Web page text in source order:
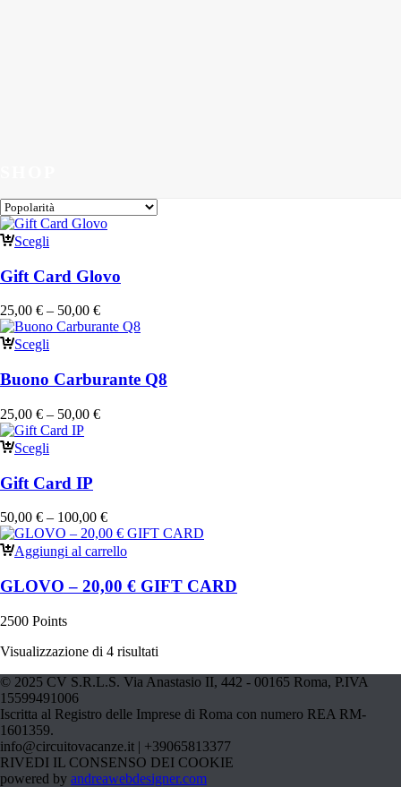
Scegli
Gift Card Glovo
25,00 € – 50,00 €
Scegli
Buono Carburante Q8
25,00 € – 50,00 €
Scegli
Gift Card IP
50,00 € – 100,00 €
Aggiungi al carrello
GLOVO – 20,00 € GIFT CARD
2500 Points
Visualizzazione di 4 risultati
© 2025 CV S.R.L.S. Via Anastasio II, 442 - 00165 Roma, P.IVA
15599491006
Iscritta al Registro delle Imprese di Roma con numero REA RM-
1601359.
info@circuitovacanze.it | +39065813377
RIVEDI IL CONSENSO DEI COOKIE
powered by andreawebdesigner.com